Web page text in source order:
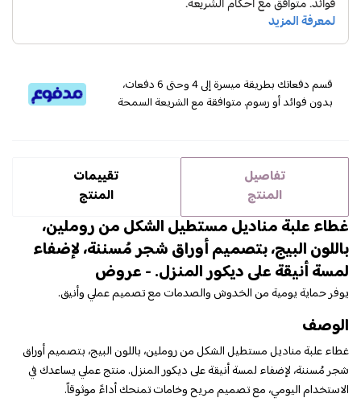
قسم دفعاتك بطريقة ميسرة إلى 4 وحتى 6 دفعات،
بدون فوائد أو رسوم. متوافقة مع الشريعة السمحة
تفاصيل
المنتج
تقييمات
المنتج
غطاء علبة مناديل مستطيل الشكل من روملين،
باللون البيج، بتصميم أوراق شجر مُسننة، لإضفاء
لمسة أنيقة على ديكور المنزل. - عروض
يوفر حماية يومية من الخدوش والصدمات مع تصميم عملي وأنيق.
الوصف
غطاء علبة مناديل مستطيل الشكل من روملين، باللون البيج، بتصميم أوراق
شجر مُسننة، لإضفاء لمسة أنيقة على ديكور المنزل. منتج عملي يساعدك في
الاستخدام اليومي، مع تصميم مريح وخامات تمنحك أداءً موثوقاً.